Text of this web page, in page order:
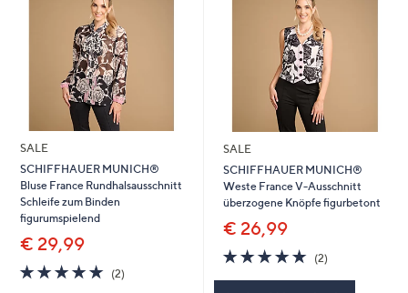
SALE
SCHIFFHAUER MUNICH®
Bluse France Rundhalsausschnitt
Schleife zum Binden
figurumspielend
€ 29,99
5.0
von
(2)2
SALE
SCHIFFHAUER MUNICH®
Weste France V-Ausschnitt
überzogene Knöpfe figurbetont
€ 26,99
5.0
von
(2)2